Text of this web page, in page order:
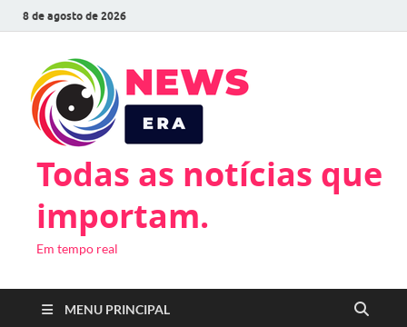
8 de agosto de 2026
Todas as notícias que
importam.
Em tempo real
MENU PRINCIPAL